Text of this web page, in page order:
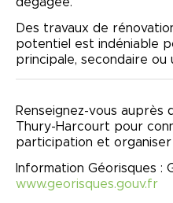
Des travaux de
potentiel est indéniable
principale, secondaire ou
Renseignez-vous auprès
Thury-Harcourt pour
participation et
Information Géorisques :
www.georisques.gouv.fr